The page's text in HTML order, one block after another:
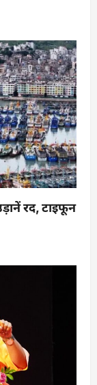
रद, टाइफून